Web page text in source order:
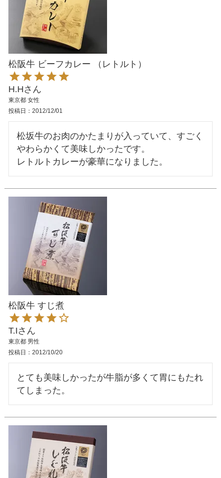
松阪牛 ビーフカレー （レトルト）
H.H
東京都 女性
投稿日
2012/12/01
松坂牛のお肉のかたまりが入っていて、すごく
やわらかくて美味しかったです。
松阪牛 すじ煮
T.I
東京都 男性
投稿日
2012/10/20
とても美味しかったが牛脂が多くて胃にもたれ